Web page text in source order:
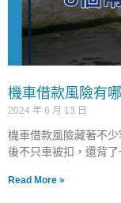
機車借款風險有
2024 年 6 月 13 日
機車借款風險藏著不
後不只車被扣，還背
Read More »